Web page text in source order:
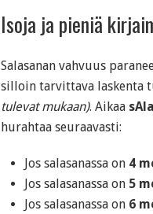
Isoja ja pieniä
Salasanan vahvuus
silloin tarvittava laskenta
tulevat mukaan). Aikaa
hurahtaa seuraavasti:
Jos salasanassa on 4
Jos salasanassa on 5
Jos salasanassa on 6